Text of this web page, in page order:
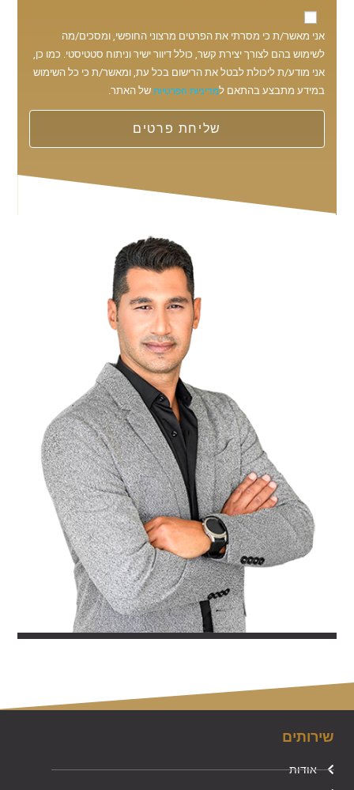
אני מאשר/ת כי מסרתי את הפרטים מרצוני החופשי, ומסכים/מה
לשימוש בהם לצורך יצירת קשר, כולל דיוור ישיר וניתוח סטטיסטי. כמו כן,
אני מודע/ת ליכולת לבטל את הרישום בכל עת, ומאשר/ת כי כל השימוש
במידע מתבצע בהתאם למדיניות הפרטיות של האתר.
שליחת פרטים
שירותים
אודות